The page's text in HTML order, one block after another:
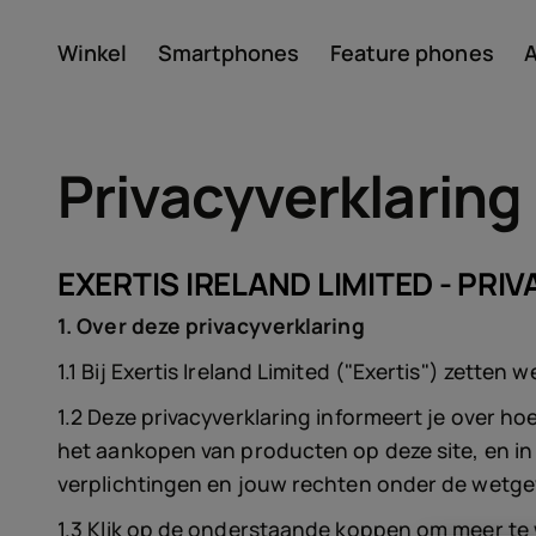
Winkel Smartphones Feature phones
Over
Recycling van
Privacyverklaring
EXERTIS IRELAND LIMITED -
1. Over deze privacyverklaring
1.1 Bij Exertis Ireland Limited ("Exertis") zetten
1.2 Deze privacyverklaring informeert je over
het aankopen van producten op deze site, en
verplichtingen en jouw rechten onder de
1.3 Klik op de onderstaande koppen om meer